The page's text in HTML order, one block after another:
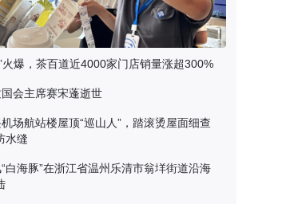
火爆，茶百道近4000家门店销量涨超300%
会主席赛宋蓬逝世
场航站楼屋顶“巡山人”，踏滚烫屋面细查
水缝
白海豚”在浙江省温州乐清市翁垟街道沿海